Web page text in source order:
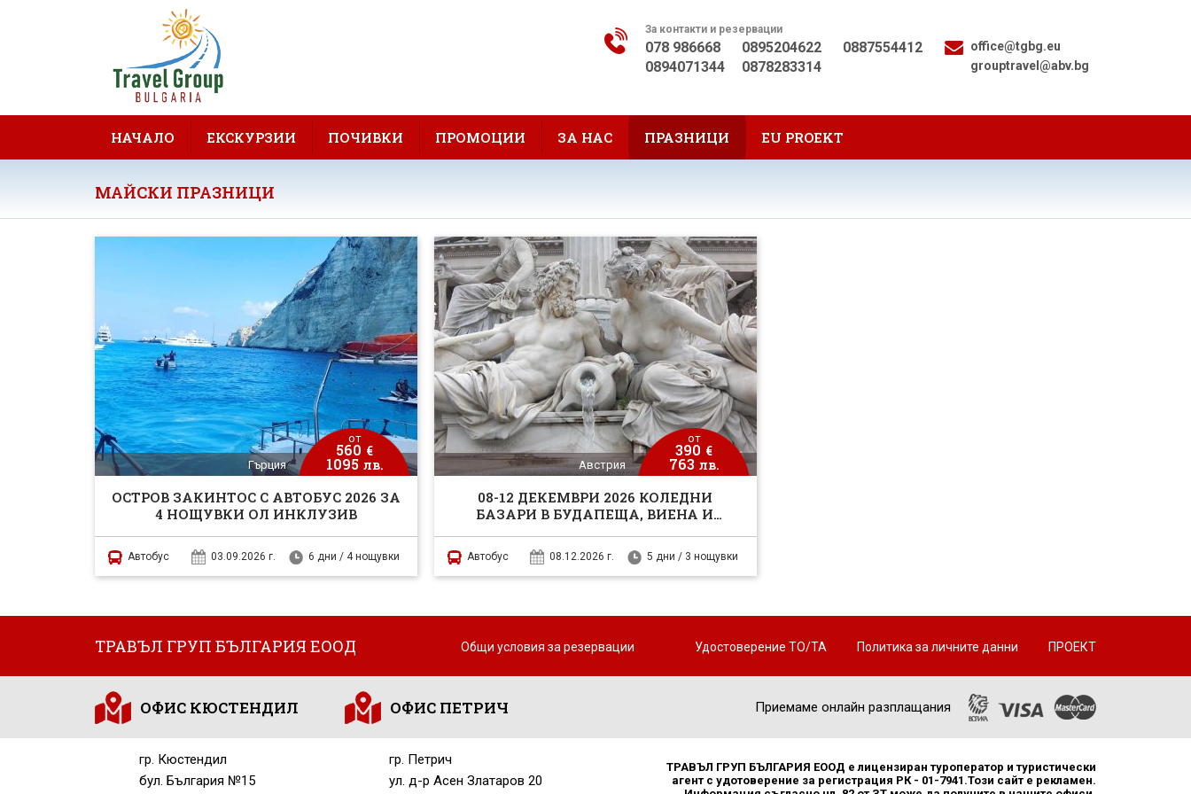
За контакти и резервации
078 986668 0895204622
0887554412
0894071344
0878283314
office@tgbg.eu
grouptravel@abv.bg
НАЧАЛО ЕКСКУРЗИИ ПОЧИВКИ ПРОМОЦИИ ЗА НАС ПРАЗНИЦИ EU PROEKT
МАЙСКИ ПРАЗНИЦИ
Гърция
от
560 €
1095 лв.
ОСТРОВ ЗАКИНТОС С АВТОБУС 2026 ЗА
4 НОЩУВКИ ОЛ ИНКЛУЗИВ
Автобус 03.09.2026 г. 6 дни / 4 нощувки
Австрия
от
390 €
763 лв.
08-12 ДЕКЕМВРИ 2026 КОЛЕДНИ
БАЗАРИ В БУДАПЕЩА, ВИЕНА И
Автобус 08.12.2026 г. 5 дни / 3 нощувки
ТРАВЪЛ ГРУП БЪЛГАРИЯ ЕООД Общи условия за резервации Удостоверение ТО/ТА Политика за личните данни ПРОЕКТ
ОФИС КЮСТЕНДИЛ ОФИС ПЕТРИЧ Приемаме онлайн разплащания
гр. Кюстендил
бул. България №15
гр. Петрич
ул. д-р Асен Златаров 20
ТРАВЪЛ ГРУП БЪЛГАРИЯ ЕООД е лицензиран туроператор и туристически
агент с удотоверение за регистрация РК - 01-7941.Този сайт е рекламен.